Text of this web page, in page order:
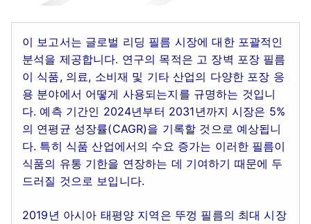
이 보고서는 글로벌 리딩 필름 시장에 대한 포괄적인
분석을 제공합니다. 연구의 목적은 고 장벽 포장 필름
이 식품, 의료, 소비재 및 기타 산업의 다양한 포장 응
용 분야에서 어떻게 사용되는지를 규명하는 것입니
다. 예측 기간인 2024년부터 2031년까지 시장은 5%
의 연평균 성장률(CAGR)을 기록할 것으로 예상됩니
다. 특히 식품 산업에서의 수요 증가는 이러한 필름이
식품의 유통 기한을 연장하는 데 기여하기 때문에 두
드러질 것으로 보입니다.
2019년 아시아 태평양 지역은 뚜껑 필름의 최대 시장